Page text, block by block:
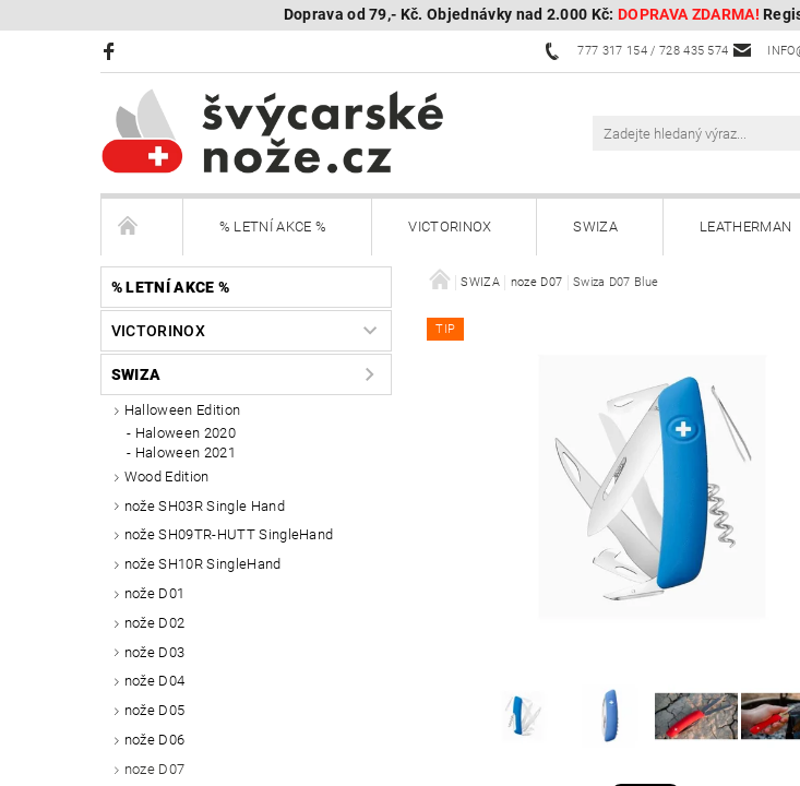
Doprava od 79,- Kč. Objednávky nad 2.000 Kč: DOPRAVA ZDARMA!
777 317 154 / 728 435 574
% LETNÍ AKCE % VICTORINOX SWIZA LEATHERMAN
BÖKER Limited BÖKER - sestav si nůž HULTAFORS - Švédské sekery
KAMBUKKA - termohrnky, lahve, termonádoby
Další nože Peněženky Victorinox Příslušenství
SEGWAY NAVIMOW - robotické sekačky ROBOROCK-robotické sekačky
% LETNÍ AKCE %
VICTORINOX
SWIZA
Halloween Edition
Haloween 2020
Haloween 2021
Wood Edition
nože SH03R Single Hand
nože SH09TR-HUTT SingleHand
nože SH10R SingleHand
nože D01
nože D02
nože D03
nože D04
nože D05
nože D06
noze D07
SWIZA noze D07 Swiza D07 Blue
TIP